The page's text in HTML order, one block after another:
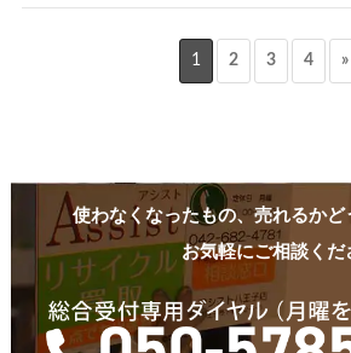
1 2 3 4 »
使わなくなったもの、売れるか
お気軽にご相談くだ